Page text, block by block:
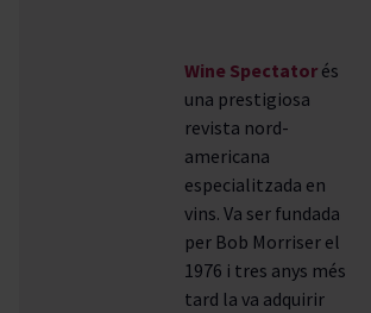
Wine Spectatorés
una prestigiosa
revista nord-
americana
especialitzada en
vins. Va ser fundada
per Bob Morriser el
1976 i tres anys més
tard la va adquirir